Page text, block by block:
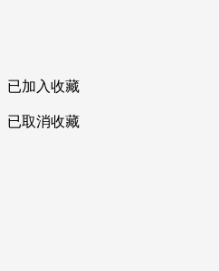
已加入收藏
已取消收藏